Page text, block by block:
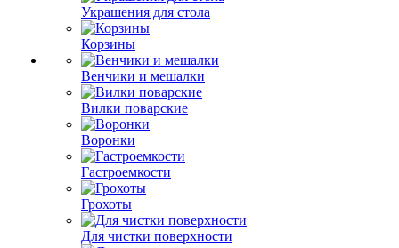
Украшения для стола
Корзины
Венчики и мешалки
Вилки поварские
Воронки
Гастроемкости
Грохоты
Для чистки поверхности